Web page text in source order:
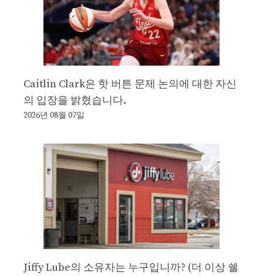
Caitlin Clark은 핫 버튼 문제 논의에 대한 자신
의 입장을 밝혔습니다.
2026년 08월 07일
Jiffy Lube의 소유자는 누구입니까? (더 이상 쉘